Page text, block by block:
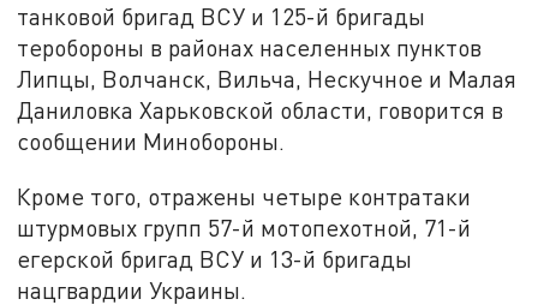
танковой бригад ВСУ и 125-й бригады
теробороны в районах населенных пунктов
Липцы, Волчанск, Вильча, Нескучное и Малая
Даниловка Харьковской области, говорится в
сообщении Минобороны.
Кроме того, отражены четыре контратаки
штурмовых групп 57-й мотопехотной, 71-й
егерской бригад ВСУ и 13-й бригады
нацгвардии Украины.